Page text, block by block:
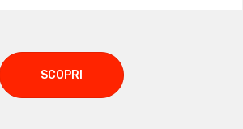
SCOPRI